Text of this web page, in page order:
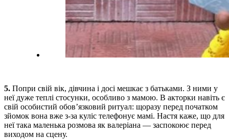
5. Попри свій вік, дівчина і досі мешкає з батьками. З ними у
неї дуже теплі стосунки, особливо з мамою. В акторки навіть є
свій особистий обов’язковий ритуал: щоразу перед початком
зйомок вона вже з-за куліс телефонує мамі. Настя каже, що для
неї така маленька розмова як валеріана — заспокоює перед
виходом на сцену.